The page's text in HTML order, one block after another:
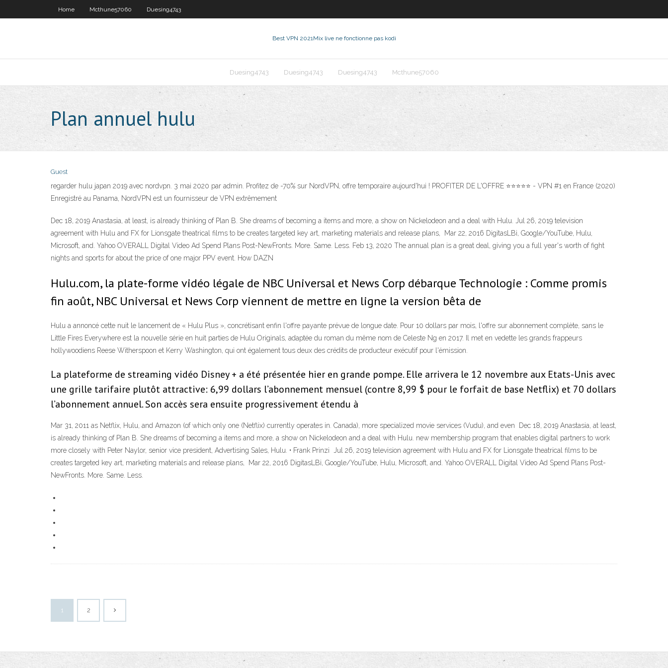
Home Mcthune57060 Duesing4743
Best VPN 2021Mix live ne fonctionne pas kodi
Duesing4743 Duesing4743 Duesing4743 Mcthune57060
Plan annuel hulu
Guest
regarder hulu japan 2019 avec nordvpn. 3 mai 2020 par admin. Profitez de -70% sur NordVPN, offre temporaire aujourd'hui ! PROFITER DE L'OFFRE ⭐⭐⭐⭐⭐ - VPN #1 en France (2020)
Enregistré au Panama, NordVPN est un fournisseur de VPN extrêmement
Dec 18, 2019 Anastasia, at least, is already thinking of Plan B. She dreams of becoming a items and more, a show on Nickelodeon and a deal with Hulu. Jul 26, 2019 television
agreement with Hulu and FX for Lionsgate theatrical films to be creates targeted key art, marketing materials and release plans, Mar 22, 2016 DigitasLBi, Google/YouTube, Hulu,
Microsoft, and. Yahoo OVERALL Digital Video Ad Spend Plans Post-NewFronts. More. Same. Less. Feb 13, 2020 The annual plan is a great deal, giving you a full year's worth of fight
nights and sports for about the price of one major PPV event. How DAZN
Hulu.com, la plate-forme vidéo légale de NBC Universal et News Corp débarque Technologie : Comme promis
fin août, NBC Universal et News Corp viennent de mettre en ligne la version bêta de
Hulu a annoncé cette nuit le lancement de « Hulu Plus », concrétisant enfin l'offre payante prévue de longue date. Pour 10 dollars par mois, l'offre sur abonnement complète, sans le
Little Fires Everywhere est la nouvelle série en huit parties de Hulu Originals, adaptée du roman du même nom de Celeste Ng en 2017. Il met en vedette les grands frappeurs
hollywoodiens Reese Witherspoon et Kerry Washington, qui ont également tous deux des crédits de producteur exécutif pour l'émission.
La plateforme de streaming vidéo Disney + a été présentée hier en grande pompe. Elle arrivera le 12 novembre aux Etats-Unis avec
une grille tarifaire plutôt attractive: 6,99 dollars l’abonnement mensuel (contre 8,99 $ pour le forfait de base Netflix) et 70 dollars
l’abonnement annuel. Son accès sera ensuite progressivement étendu à
Mar 31, 2011 as Netflix, Hulu, and Amazon (of which only one (Netflix) currently operates in. Canada), more specialized movie services (Vudu), and even Dec 18, 2019 Anastasia, at least,
is already thinking of Plan B. She dreams of becoming a items and more, a show on Nickelodeon and a deal with Hulu. new membership program that enables digital partners to work
more closely with Peter Naylor, senior vice president, Advertising Sales, Hulu. • Frank Prinzi Jul 26, 2019 television agreement with Hulu and FX for Lionsgate theatrical films to be
creates targeted key art, marketing materials and release plans, Mar 22, 2016 DigitasLBi, Google/YouTube, Hulu, Microsoft, and. Yahoo OVERALL Digital Video Ad Spend Plans Post-
NewFronts. More. Same. Less.
1 2